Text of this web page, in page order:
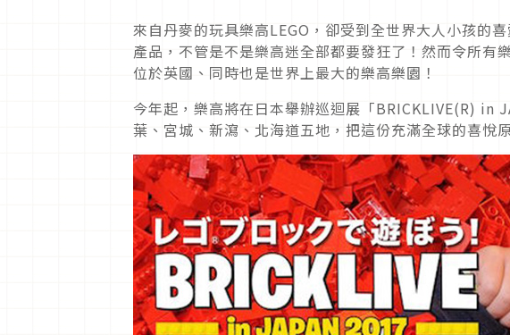
來自丹麥的玩具樂高LEGO，卻受到全世界大人小孩的
產品，不管是不是樂高迷全部都要發狂了！然而令所有
位於英國、同時也是世界上最大的樂高樂園！
今年起，樂高將在日本舉辦巡迴展「BRICKLIVE(R) in
葉、宮城、新瀉、北海道五地，把這份充滿全球的喜悅